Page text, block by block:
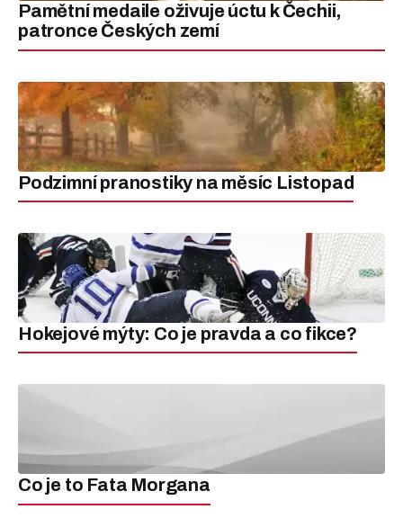
Pamětní medaile oživuje úctu k Čechii,
patronce Českých zemí
Podzimní pranostiky na měsíc Listopad
Hokejové mýty: Co je pravda a co fikce?
Co je to Fata Morgana